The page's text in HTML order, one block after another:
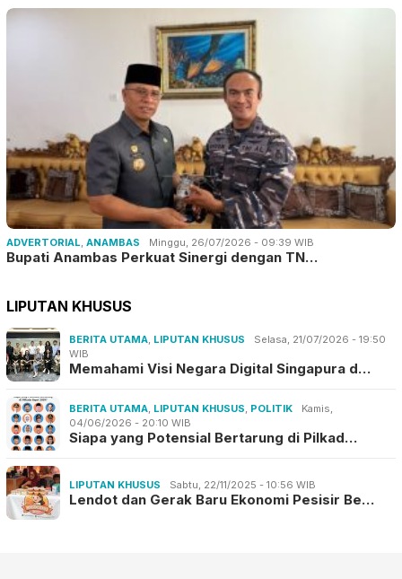
ADVERTORIAL, ANAMBAS Minggu, 26/07/2026 - 09:39 WIB
Bupati Anambas Perkuat Sinergi dengan TN…
LIPUTAN KHUSUS
BERITA UTAMA, LIPUTAN KHUSUS
Selasa, 21/07/2026 - 19:50
WIB
Memahami Visi Negara Digital Singapura d…
BERITA UTAMA, LIPUTAN KHUSUS, POLITIK
Kamis,
04/06/2026 - 20:10 WIB
Siapa yang Potensial Bertarung di Pilkad…
LIPUTAN KHUSUS Sabtu, 22/11/2025 - 10:56 WIB
Lendot dan Gerak Baru Ekonomi Pesisir Be…